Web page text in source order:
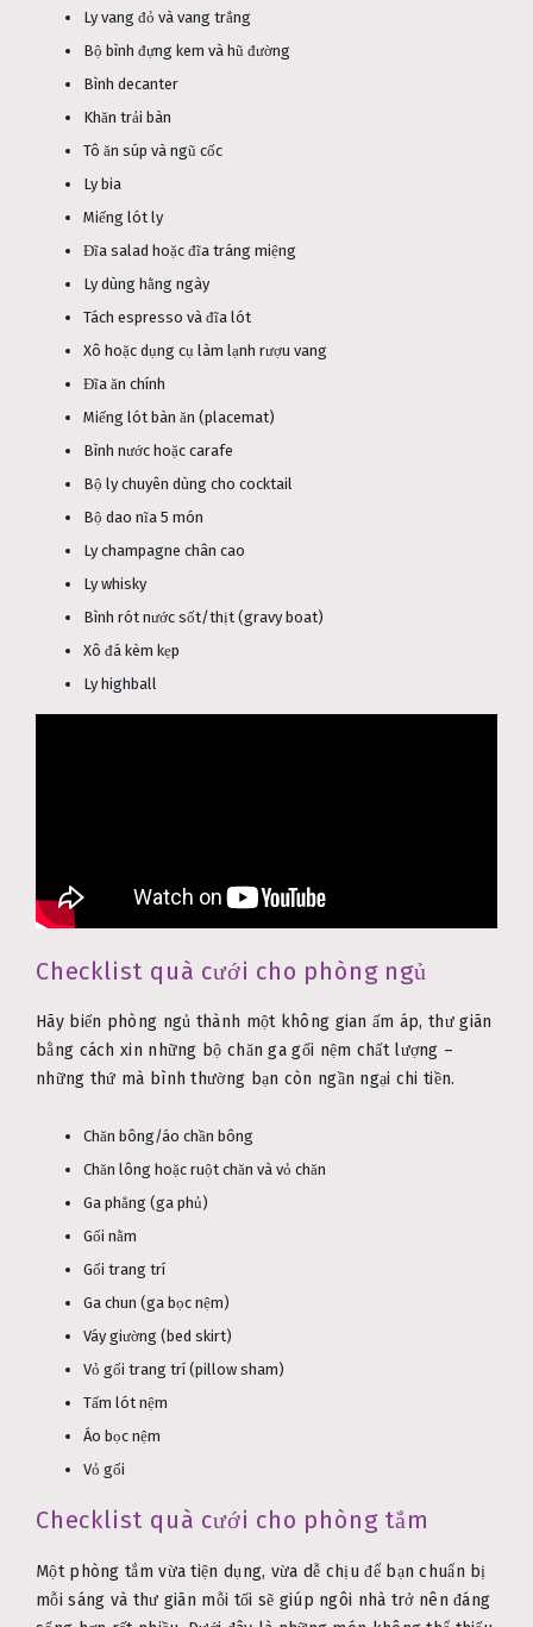
Ly vang đỏ và vang trắng
Bộ bình đựng kem và hũ đường
Bình decanter
Khăn trải bàn
Tô ăn súp và ngũ cốc
Ly bia
Miếng lót ly
Đĩa salad hoặc đĩa tráng miệng
Ly dùng hằng ngày
Tách espresso và đĩa lót
Xô hoặc dụng cụ làm lạnh rượu vang
Đĩa ăn chính
Miếng lót bàn ăn (placemat)
Bình nước hoặc carafe
Bộ ly chuyên dùng cho cocktail
Bộ dao nĩa 5 món
Ly champagne chân cao
Ly whisky
Bình rót nước sốt/thịt (gravy boat)
Xô đá kèm kẹp
Ly highball
Checklist quà cưới cho phòng ngủ
Hãy biến phòng ngủ thành một không gian ấm áp, thư giãn
bằng cách xin những bộ chăn ga gối nệm chất lượng –
những thứ mà bình thường bạn còn ngần ngại chi tiền.
Chăn bông/áo chần bông
Chăn lông hoặc ruột chăn và vỏ chăn
Ga phẳng (ga phủ)
Gối nằm
Gối trang trí
Ga chun (ga bọc nệm)
Váy giường (bed skirt)
Vỏ gối trang trí (pillow sham)
Tấm lót nệm
Áo bọc nệm
Vỏ gối
Checklist quà cưới cho phòng tắm
Một phòng tắm vừa tiện dụng, vừa dễ chịu để bạn chuẩn bị
mỗi sáng và thư giãn mỗi tối sẽ giúp ngôi nhà trở nên đáng